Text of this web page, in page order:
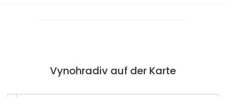
Vynohradiv auf der Karte